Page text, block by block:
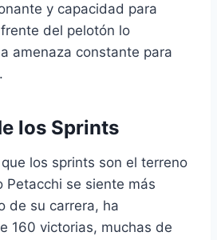
y capacidad para
del pelotón lo
amenaza constante para
los Sprints
los sprints son el terreno
Petacchi se siente más
de su carrera, ha
160 victorias, muchas de